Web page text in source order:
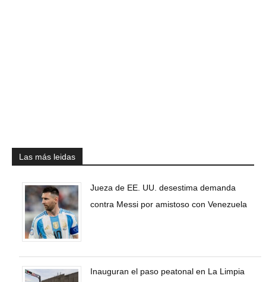
Las más leidas
Jueza de EE. UU. desestima demanda
contra Messi por amistoso con Venezuela
Inauguran el paso peatonal en La Limpia